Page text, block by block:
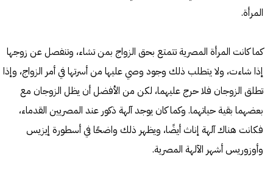
المرأة.
كما كانت المرأة المصرية تتمتع بحق الزواج بمن تشاء، وتنفصل عن زوجها
إذا شاءت، ولا يتطلب ذلك وجود وصي عليها من أسرتها في أمر الزواج، وإذا
تطلق الزوجان فلا حرج عليهما، لكن من الأفضل أن يظل الزوجان مع
بعضهما بقية حياتهما. وكما كان يوجد آلهة ذكور عند المصريين القدماء،
فكانت هناك آلهة إناث أيضًا، ويظهر ذلك واضحًا في أسطورة إيزيس
وأوزوريس أشهر الآلهة المصرية.